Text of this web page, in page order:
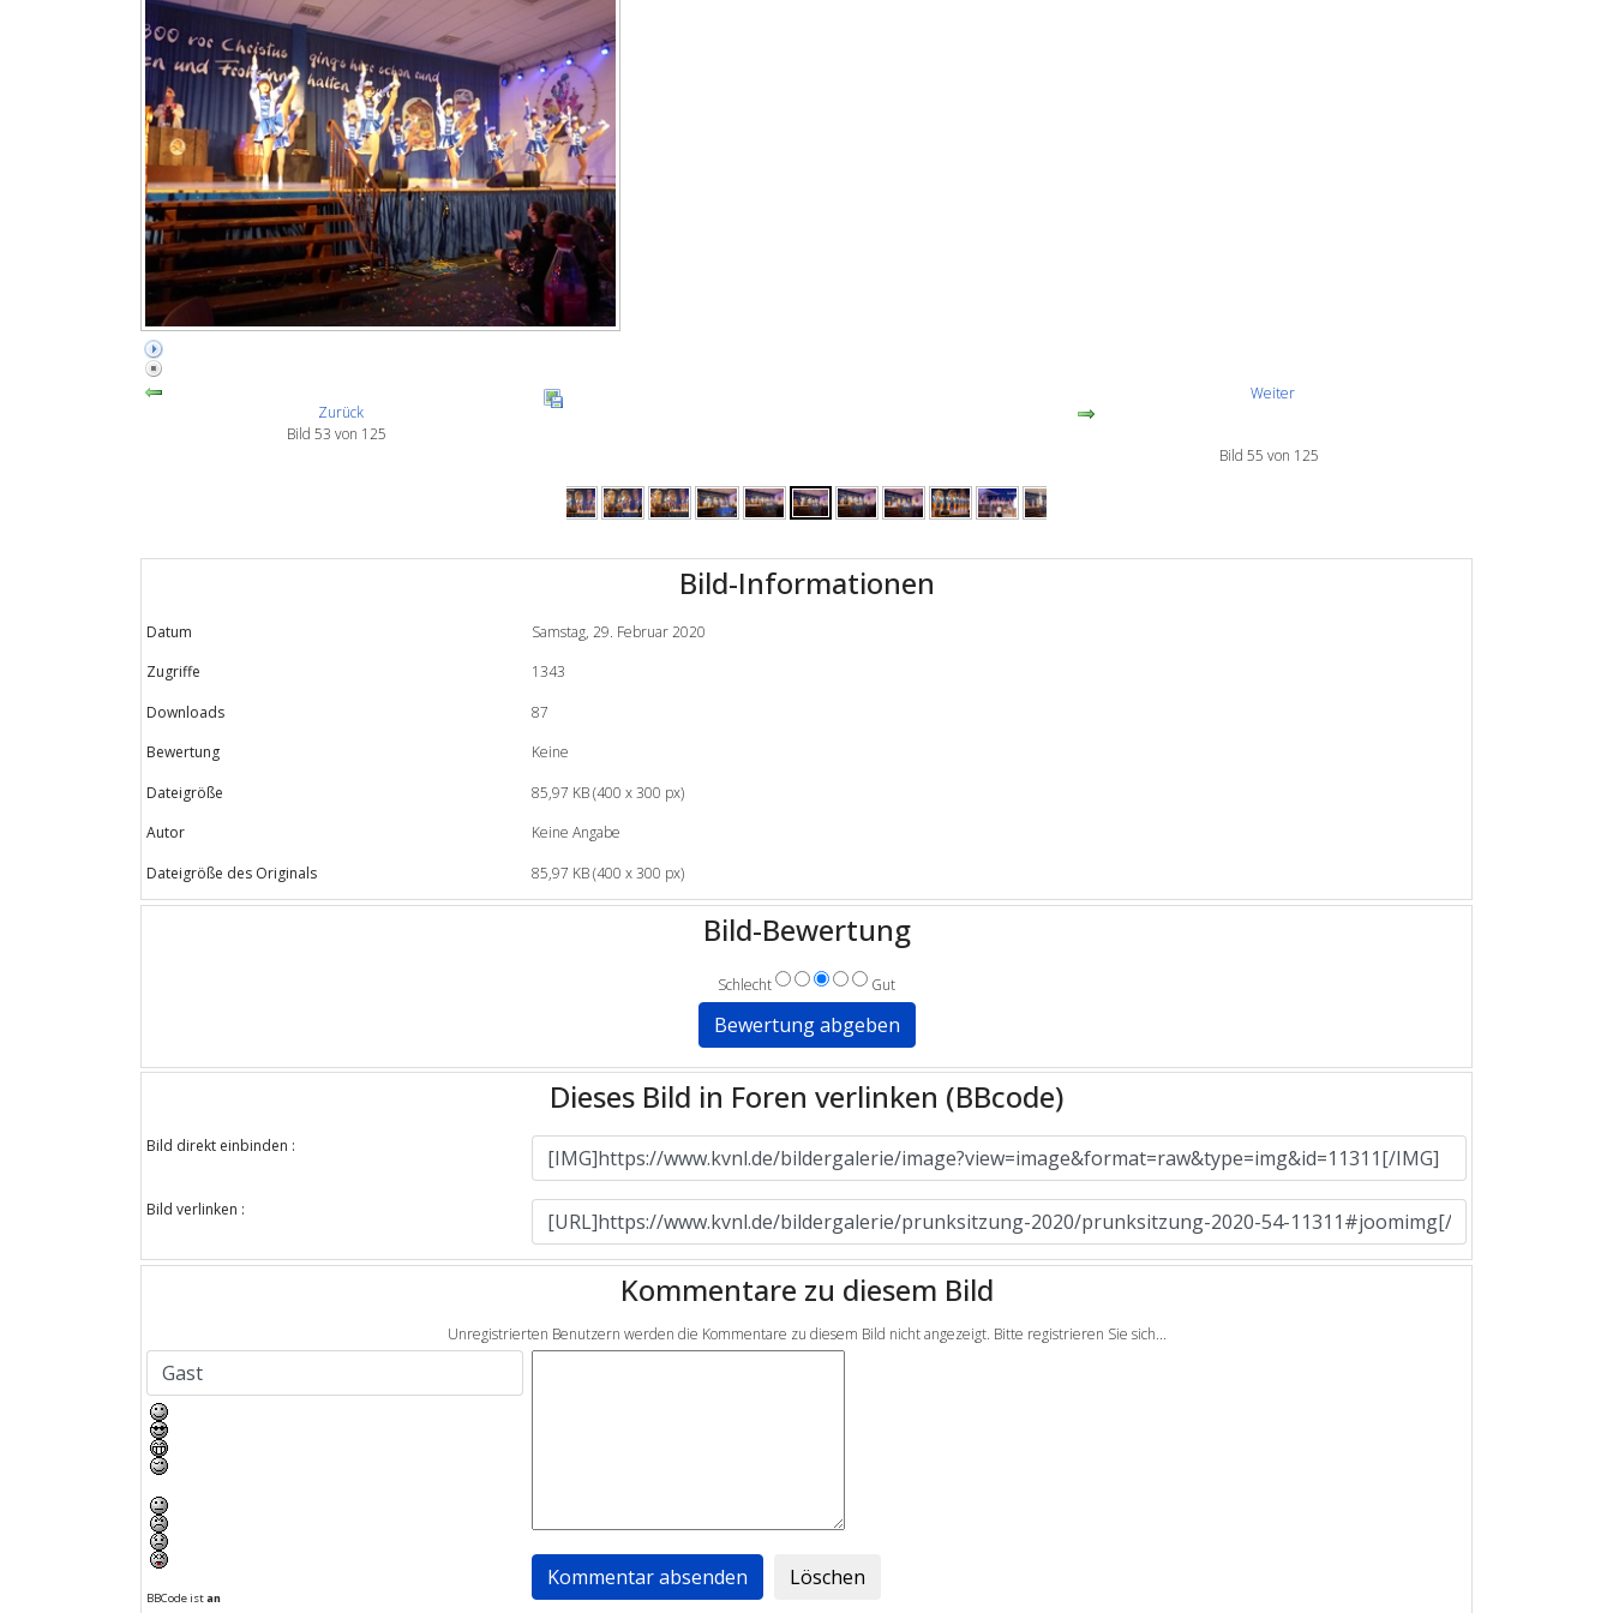
Zurück
Bild 53 von 125
Weiter
Bild 55 von 125
Bild-Informationen
Datum
Samstag, 29. Februar 2020
Zugriffe
1343
Downloads
87
Bewertung
Keine
Dateigröße
85,97 KB (400 x 300 px)
Autor
Keine Angabe
Dateigröße des Originals
85,97 KB (400 x 300 px)
Bild-Bewertung
Schlecht Gut
Dieses Bild in Foren verlinken (BBcode)
Bild direkt einbinden :
Bild verlinken :
Kommentare zu diesem Bild
Unregistrierten Benutzern werden die Kommentare zu diesem Bild nicht angezeigt. Bitte registrieren Sie sich...
BBCode istan